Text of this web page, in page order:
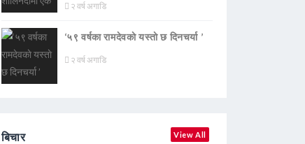
२ वर्ष अगाडि
‘५९ वर्षका रामदेवकाे यस्ताे छ दिनचर्या ’
२ वर्ष अगाडि
बिचार View All